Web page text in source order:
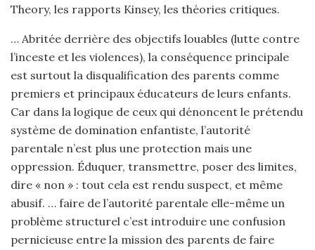
Theory, les rapports Kinsey, les théories critiques.
… Abritée derrière des objectifs louables (lutte contre
l’inceste et les violences), la conséquence principale
est surtout la disqualification des parents comme
premiers et principaux éducateurs de leurs enfants.
Car dans la logique de ceux qui dénoncent le prétendu
système de domination enfantiste, l’autorité
parentale n’est plus une protection mais une
oppression. Éduquer, transmettre, poser des limites,
dire « non » : tout cela est rendu suspect, et même
abusif. … faire de l’autorité parentale elle-même un
problème structurel c’est introduire une confusion
pernicieuse entre la mission des parents de faire